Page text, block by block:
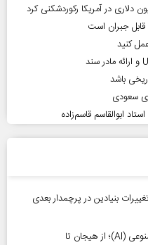
جبران است
کنید
باشد
سعودی
ابوالقاسم قاسم‌زاده
از تغییرات بنیادین در پرچمدار بعدی
رشد خیره‌کننده بازار توکن‌های هوش مصنوعی (AI)؛ از هیجان تا